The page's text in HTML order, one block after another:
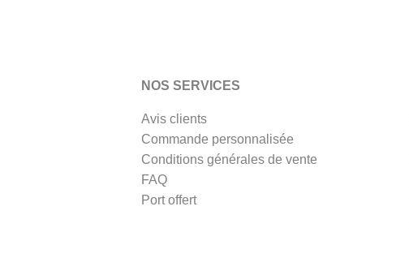
NOS SERVICES
Avis clients
Commande personnalisée
Conditions générales de vente
FAQ
Port offert